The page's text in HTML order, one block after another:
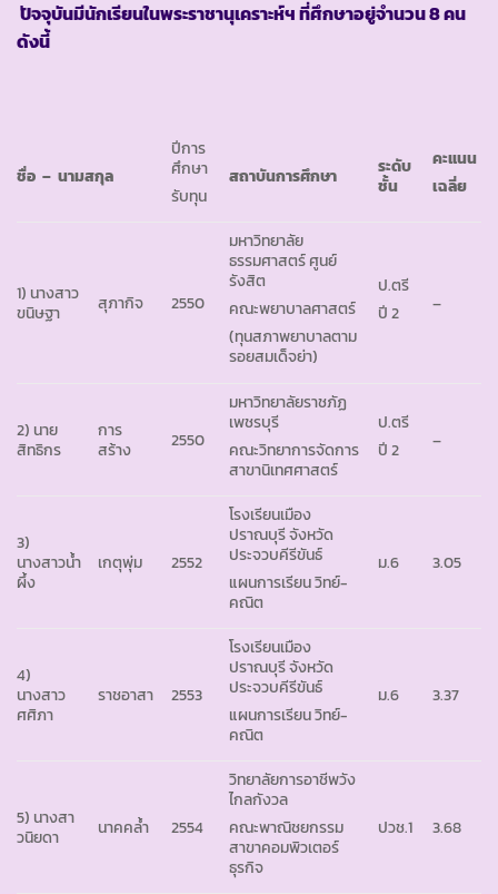
ปัจจุบันมีนักเรียนในพระราชานุเคราะห์ฯ ที่ศึกษาอยู่จำนวน 8 คน
ดังนี้
ชื่อ – นามสกุล
ปีการ
ศึกษา
รับทุน
สถาบันการศึกษา
ระดับ
ชั้น
คะแนน
เฉลี่ย
1) นางสาว
ขนิษฐา
สุภากิจ 2550
มหาวิทยาลัย
ธรรมศาสตร์ ศูนย์
รังสิต
คณะพยาบาลศาสตร์
(ทุนสภาพยาบาลตาม
รอยสมเด็จย่า)
ป.ตรี
ปี 2
–
2) นาย
สิทธิกร
การ
สร้าง
2550
มหาวิทยาลัยราชภัฏ
เพชรบุรี
คณะวิทยาการจัดการ
สาขานิเทศศาสตร์
ป.ตรี
ปี 2
–
3)
นางสาวน้ำ
ผึ้ง
เกตุพุ่ม 2552
โรงเรียนเมือง
ปราณบุรี จังหวัด
ประจวบคีรีขันธ์
แผนการเรียน วิทย์-
คณิต
ม.6 3.05
4)
นางสาว
ศศิภา
ราชอาสา 2553
โรงเรียนเมือง
ปราณบุรี จังหวัด
ประจวบคีรีขันธ์
แผนการเรียน วิทย์-
คณิต
ม.6 3.37
5) นางสา
วนิยดา
นาคคล้ำ 2554
วิทยาลัยการอาชีพวัง
ไกลกังวล
คณะพาณิชยกรรม
สาขาคอมพิวเตอร์
ธุรกิจ
ปวช.1 3.68